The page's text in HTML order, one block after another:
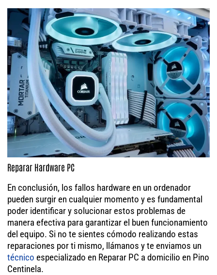
Reparar Hardware PC
En conclusión, los fallos hardware en un ordenador
pueden surgir en cualquier momento y es fundamental
poder identificar y solucionar estos problemas de
manera efectiva para garantizar el buen funcionamiento
del equipo. Si no te sientes cómodo realizando estas
reparaciones por ti mismo, llámanos y te enviamos un
técnico especializado en Reparar PC a domicilio en Pino
Centinela.